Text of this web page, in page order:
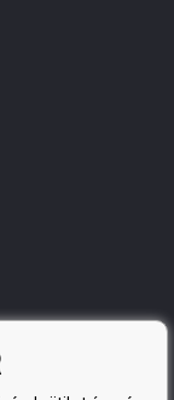
rendelkezik